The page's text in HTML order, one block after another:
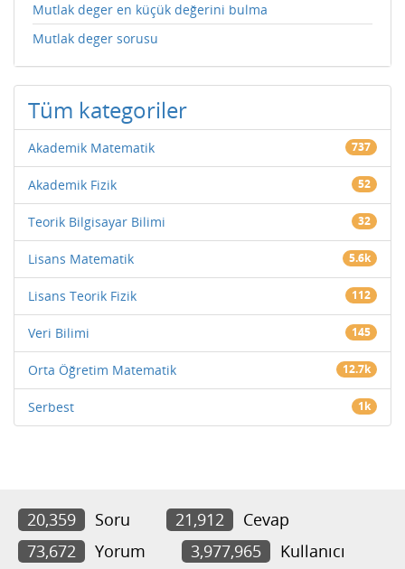
Mutlak deger en küçük değerini bulma
Mutlak deger sorusu
Tüm kategoriler
Akademik Matematik 737
Akademik Fizik 52
Teorik Bilgisayar Bilimi 32
Lisans Matematik 5.6k
Lisans Teorik Fizik 112
Veri Bilimi 145
Orta Öğretim Matematik 12.7k
Serbest 1k
20,359 Soru 21,912
Cevap
73,672
Yorum 3,977,965 Kullanıcı